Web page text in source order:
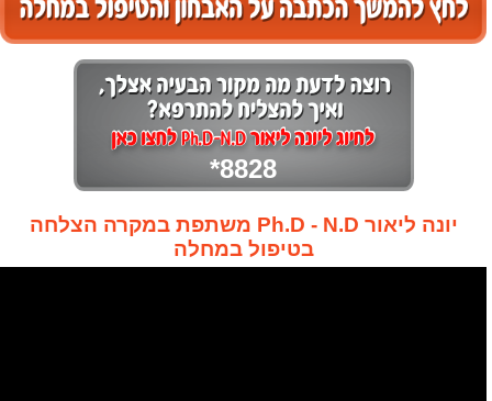
*8828
יונה ליאור Ph.D - N.D משתפת במקרה הצלחה
בטיפול במחלה